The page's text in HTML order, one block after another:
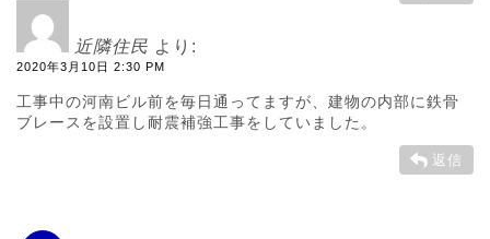
近隣住民 より:
2020年3月10日 2:30 PM
工事中の河南ビル前を毎日通ってますが、建物の内部に鉄骨
ブレースを設置し耐震補強工事をしていました。
返信